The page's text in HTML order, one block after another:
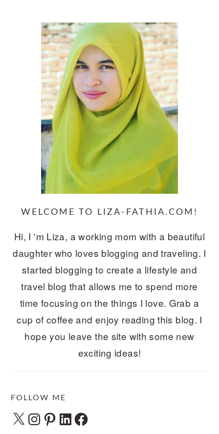
WELCOME TO LIZA-FATHIA.COM!
Hi, I 'm Liza, a working mom with a beautiful
daughter who loves blogging and traveling. I
started blogging to create a lifestyle and
travel blog that allows me to spend more
time focusing on the things I love. Grab a
cup of coffee and enjoy reading this blog. I
hope you leave the site with some new
exciting ideas!
FOLLOW ME
X Instagram
Pinterest
LinkedInFacebook